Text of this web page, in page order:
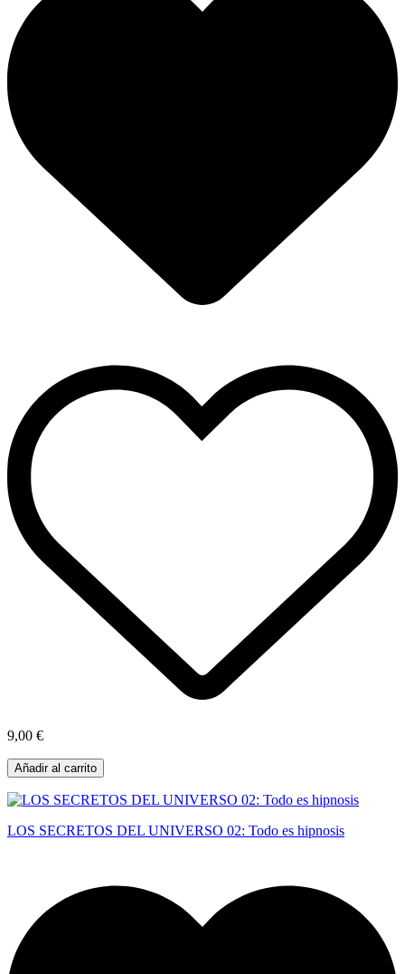
9,00 €
Añadir al carrito
LOS SECRETOS DEL UNIVERSO 02: Todo es hipnosis